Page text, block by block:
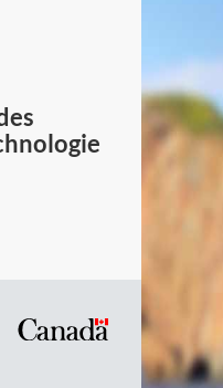
Symbole